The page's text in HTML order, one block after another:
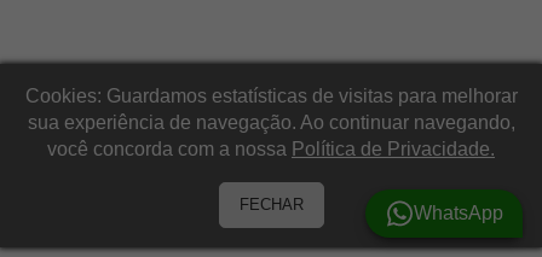
Cookies: Guardamos estatísticas de visitas para melhorar
sua experiência de navegação. Ao continuar navegando,
você concorda com a nossa Política de Privacidade.
FECHAR WhatsApp